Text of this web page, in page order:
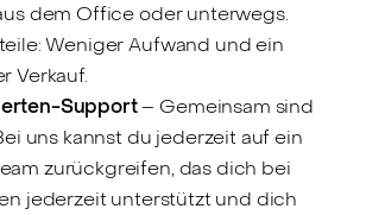
dem Office oder unterwegs.
Weniger Aufwand und ein
Verkauf.
Support– Gemeinsam sind
uns kannst du jederzeit auf ein
zurückgreifen, das dich bei
jederzeit unterstützt und dich